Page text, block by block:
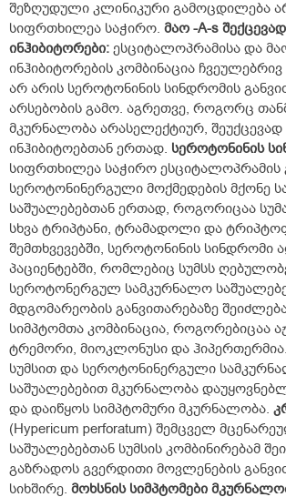
შეზღუდული კლინიკური გამოცდილება
სიფრთხილეა საჭირო. მაო-A-s
ინჰიბიტორები: ესციტალოპრამისა და
ინჰიბიტორების კომბინაცია
არ არის სეროტონინის სინდრომის
არსებობის გამო. აგრეთვე, როგორც
მკურნალობა არასელექტიურ, შეუქცევად
ინჰიბიტოებთან ერთად. სეროტონინის
სიფრთხილეა საჭირო ესციტალოპრამის
სეროტონინერგული მოქმედების მქონე
საშუალებებთან ერთად, როგორიცაა
სხვა ტრიპტანი, ტრამადოლი და
შემთხვევებში, სეროტონინის სინდრომი
პაციენტებში, რომლებიც სუმსს
სეროტონერგულ სამკურნალო
მდგომარეობის განვითარებაზე
სიმპტომთა კომბინაცია, როგორებიცაა
ტრემორი, მიოკლონუსი და ჰიპერთერმია.
სუმსით და სეროტონინერგული
საშუალებებით მკურნალობა
და დაიწყოს სიმპტომური მკურნალობა.
(Hypericum perforatum) შემცველ
საშუალებებთან სუმსის კომბინირებამ
გაზრადოს გვერდითი მოვლენების
სიხშირე. მოხსნის სიმპტომები